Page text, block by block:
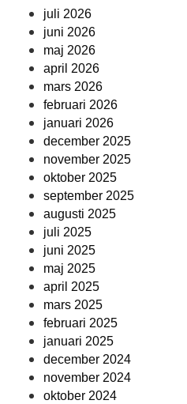
juli 2026
juni 2026
maj 2026
april 2026
mars 2026
februari 2026
januari 2026
december 2025
november 2025
oktober 2025
september 2025
augusti 2025
juli 2025
juni 2025
maj 2025
april 2025
mars 2025
februari 2025
januari 2025
december 2024
november 2024
oktober 2024